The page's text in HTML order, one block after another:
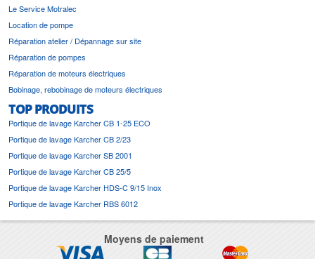
Le Service Motralec
Location de pompe
Réparation atelier / Dépannage sur site
Réparation de pompes
Réparation de moteurs électriques
Bobinage, rebobinage de moteurs électriques
TOP PRODUITS
Portique de lavage Karcher CB 1-25 ECO
Portique de lavage Karcher CB 2/23
Portique de lavage Karcher SB 2001
Portique de lavage Karcher CB 25/5
Portique de lavage Karcher HDS-C 9/15 Inox
Portique de lavage Karcher RBS 6012
Moyens de paiement